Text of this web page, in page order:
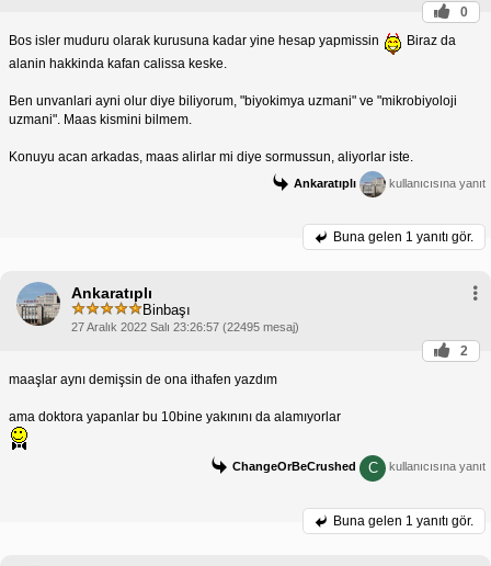
0
Bos isler muduru olarak kurusuna kadar yine hesap yapmissin
Biraz da
alanin hakkinda kafan calissa keske.
Ben unvanlari ayni olur diye biliyorum, "biyokimya uzmani" ve "mikrobiyoloji
uzmani". Maas kismini bilmem.
Konuyu acan arkadas, maas alirlar mi diye sormussun, aliyorlar iste.
Ankaratıplı kullanıcısına yanıt
Buna gelen 1 yanıtı gör.
Ankaratıplı
Binbaşı
27 Aralık 2022 Salı 23:26:57 (22495 mesaj)
2
maaşlar aynı demişsin de ona ithafen yazdım
ama doktora yapanlar bu 10bine yakınını da alamıyorlar
ChangeOrBeCrushed C kullanıcısına yanıt
Buna gelen 1 yanıtı gör.